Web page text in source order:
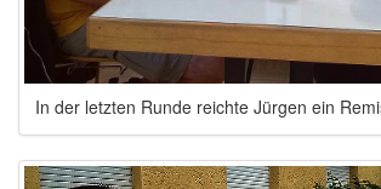
In der letzten Runde reichte Jürgen ein